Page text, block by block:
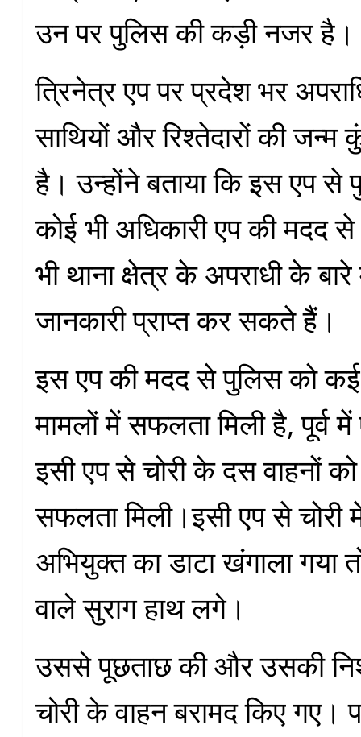
उन पर पुलिस की कड़ी नजर है।
त्रिनेत्र एप पर प्रदेश भर
साथियों और रिश्तेदारों की जन्म
है। उन्होंने बताया कि इस एप से
कोई भी अधिकारी एप की मदद
भी थाना क्षेत्र के अपराधी के
जानकारी प्राप्त कर सकते हैं।
इस एप की मदद से पुलिस को
मामलों में सफलता मिली है, पूर्व
इसी एप से चोरी के दस वाहनों
सफलता मिली।इसी एप से
अभियुक्त का डाटा खंगाला गया
वाले सुराग हाथ लगे।
उससे पूछताछ की और उसकी
चोरी के वाहन बरामद किए